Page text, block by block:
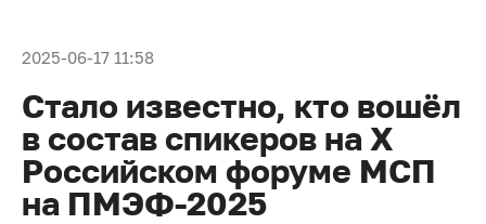
2025-06-17 11:58
Стало известно, кто вошёл
в состав спикеров на Х
Российском форуме МСП
на ПМЭФ-2025